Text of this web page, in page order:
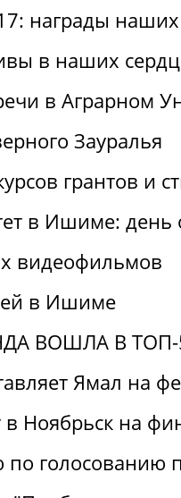
награды наших
в наших
в Аграрном
Зауралья
грантов и
в Ишиме: день
видеофильмов
в Ишиме
ВОШЛА В ТОП-
Ямал на
Ноябрьск на
по голосованию